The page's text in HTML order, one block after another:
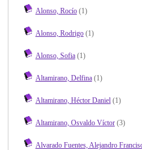
Alonso, Rocío(1)
Alonso, Rodrigo(1)
Alonso, Sofia(1)
Altamirano, Delfina(1)
Altamirano, Héctor Daniel(1)
Altamirano, Osvaldo Víctor(3)
Alvarado Fuentes, Alejandro